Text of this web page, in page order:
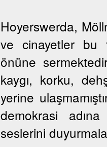
Hoyerswerda,
ve cinayetler bu
önüne
kaygı, korku,
yerine
demokrasi
seslerini